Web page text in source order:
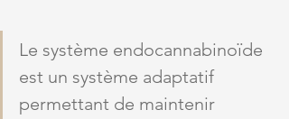
Le système endocannabinoïde
est un système adaptatif
permettant de maintenir